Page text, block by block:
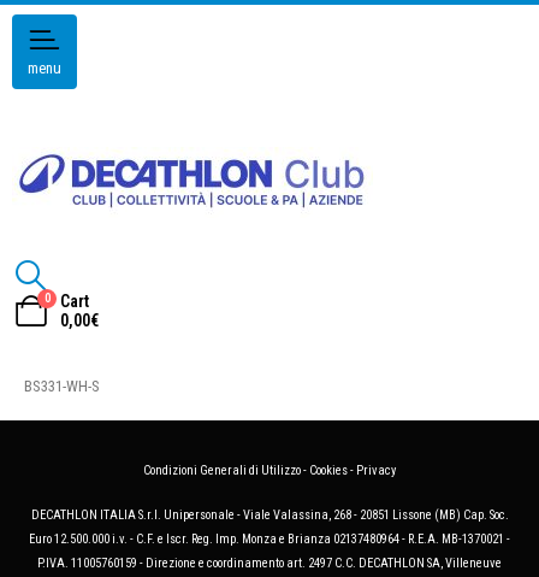
menu
0
Cart
0,00€
BS331-WH-S
Condizioni Generali di Utilizzo- Cookies- Privacy
DECATHLON ITALIA S.r.l. Unipersonale - Viale Valassina, 268 - 20851 Lissone (MB) Cap. Soc.
Euro 12.500.000 i.v. - C.F. e Iscr. Reg. Imp. Monza e Brianza 02137480964 - R.E.A. MB-1370021 -
P.IVA. 11005760159 - Direzione e coordinamento art. 2497 C.C. DECATHLON SA, Villeneuve